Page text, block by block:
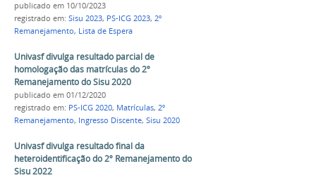
publicado em 10/10/2023
registrado em: Sisu 2023, PS-ICG 2023, 2º
Remanejamento, Lista de Espera
Univasf divulga resultado parcial de
homologação das matrículas do 2º
Remanejamento do Sisu 2020
publicado em 01/12/2020
registrado em: PS-ICG 2020, Matrículas, 2º
Remanejamento, Ingresso Discente, Sisu 2020
Univasf divulga resultado final da
heteroidentificação do 2º Remanejamento do
Sisu 2022